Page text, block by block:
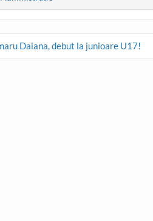
Daiana, debut la junioare U17!